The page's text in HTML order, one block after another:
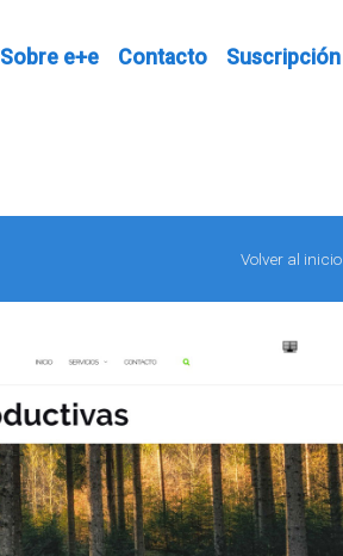
Sobre e+e Contacto Suscripción
Volver al inicio